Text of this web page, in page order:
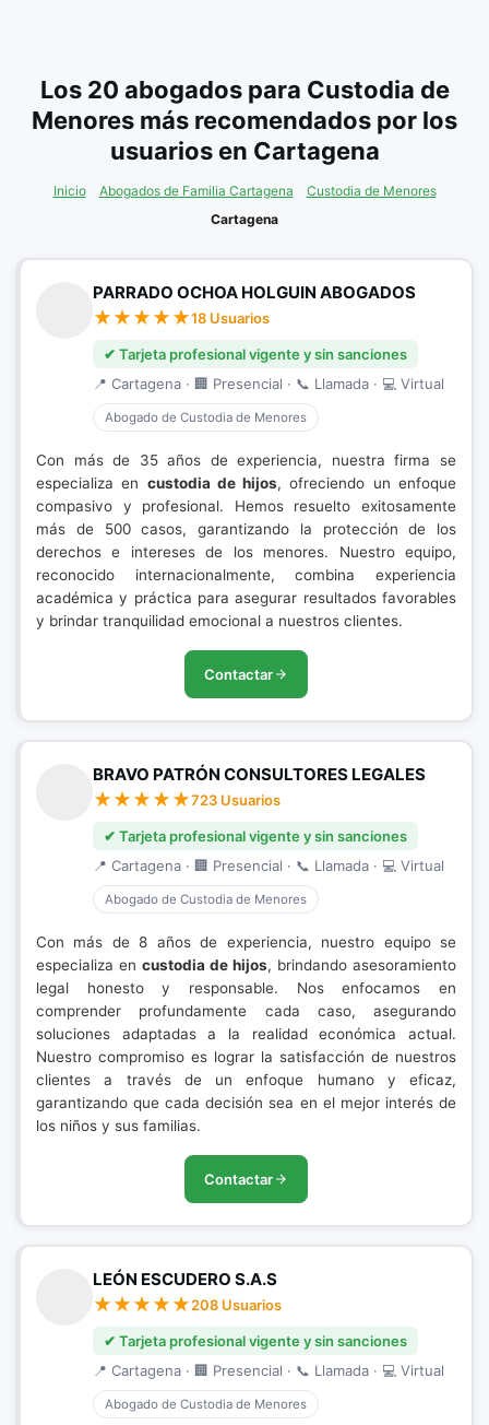
Los 20 abogados para Custodia de
Menores más recomendados por los
usuarios en Cartagena
Inicio Abogados de Familia Cartagena
Custodia de Menores
Cartagena
PARRADO OCHOA HOLGUIN ABOGADOS
18 Usuarios
✔ Tarjeta profesional vigente y sin sanciones
📍 Cartagena · 🏢 Presencial · 📞 Llamada · 💻 Virtual
Abogado de Custodia de Menores
Con más de 35 años de experiencia, nuestra firma se
especializa en custodia de hijos, ofreciendo un enfoque
compasivo y profesional. Hemos resuelto exitosamente
más de 500 casos, garantizando la protección de los
derechos e intereses de los menores. Nuestro equipo,
reconocido internacionalmente, combina experiencia
académica y práctica para asegurar resultados favorables
y brindar tranquilidad emocional a nuestros clientes.
Contactar
BRAVO PATRÓN CONSULTORES LEGALES
723 Usuarios
✔ Tarjeta profesional vigente y sin sanciones
📍 Cartagena · 🏢 Presencial · 📞 Llamada · 💻 Virtual
Abogado de Custodia de Menores
Con más de 8 años de experiencia, nuestro equipo se
especializa en custodia de hijos, brindando asesoramiento
legal honesto y responsable. Nos enfocamos en
comprender profundamente cada caso, asegurando
soluciones adaptadas a la realidad económica actual.
Nuestro compromiso es lograr la satisfacción de nuestros
clientes a través de un enfoque humano y eficaz,
garantizando que cada decisión sea en el mejor interés de
los niños y sus familias.
Contactar
LEÓN ESCUDERO S.A.S
208 Usuarios
✔ Tarjeta profesional vigente y sin sanciones
📍 Cartagena · 🏢 Presencial · 📞 Llamada · 💻 Virtual
Abogado de Custodia de Menores